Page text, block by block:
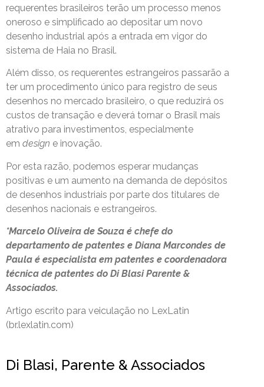
requerentes brasileiros terão um processo menos
oneroso e simplificado ao depositar um novo
desenho industrial após a entrada em vigor do
sistema de Haia no Brasil.
Além disso, os requerentes estrangeiros passarão a
ter um procedimento único para registro de seus
desenhos no mercado brasileiro, o que reduzirá os
custos de transação e deverá tornar o Brasil mais
atrativo para investimentos, especialmente
em design e inovação.
Por esta razão, podemos esperar mudanças
positivas e um aumento na demanda de depósitos
de desenhos industriais por parte dos titulares de
desenhos nacionais e estrangeiros.
*Marcelo Oliveira de Souza é chefe do
departamento de patentes e Diana Marcondes de
Paula é especialista em patentes e coordenadora
técnica de patentes do Di Blasi Parente &
Associados.
Artigo escrito para veiculação no LexLatin
(br.lexlatin.com)
Di Blasi, Parente & Associados